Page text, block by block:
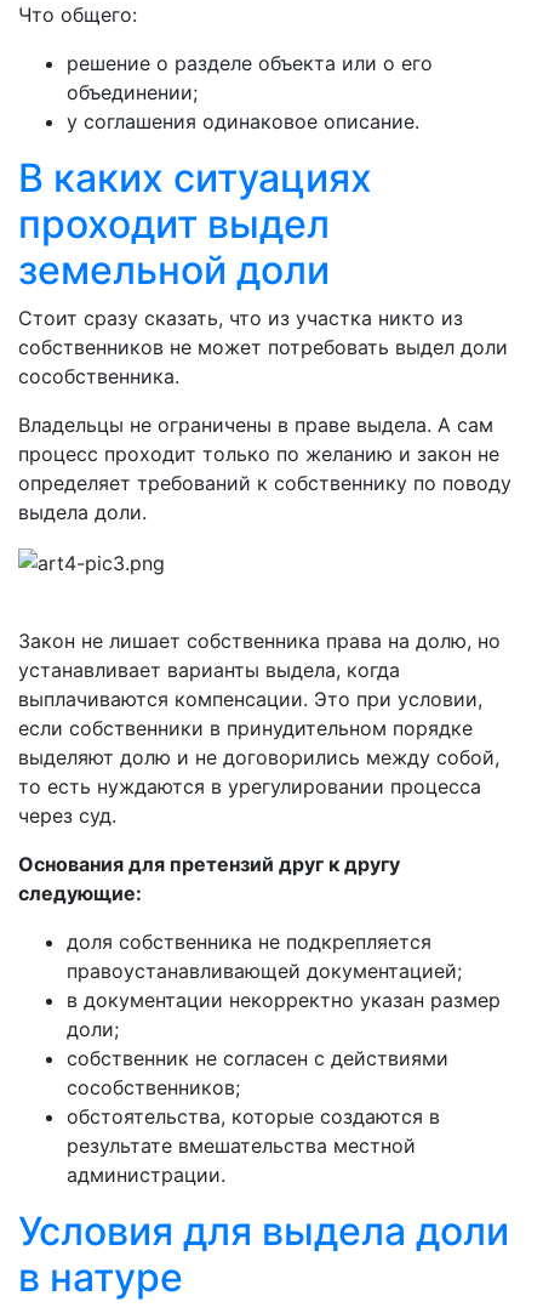
Что общего:
решение о разделе объекта или о его
объединении;
у соглашения одинаковое описание.
В каких ситуациях
проходит выдел
земельной доли
Стоит сразу сказать, что из участка никто из
собственников не может потребовать выдел доли
сособственника.
Владельцы не ограничены в праве выдела. А сам
процесс проходит только по желанию и закон не
определяет требований к собственнику по поводу
выдела доли.
Закон не лишает собственника права на долю, но
устанавливает варианты выдела, когда
выплачиваются компенсации. Это при условии,
если собственники в принудительном порядке
выделяют долю и не договорились между собой,
то есть нуждаются в урегулировании процесса
через суд.
Основания для претензий друг к другу
следующие:
доля собственника не подкрепляется
правоустанавливающей документацией;
в документации некорректно указан размер
доли;
собственник не согласен с действиями
сособственников;
обстоятельства, которые создаются в
результате вмешательства местной
администрации.
Условия для выдела доли
в натуре